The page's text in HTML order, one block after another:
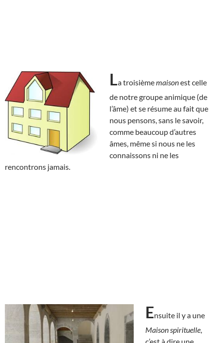
La troisièmemaisonest celle
de notre groupe animique (de
l’âme) et se résume au fait que
nous pensons, sans le savoir,
comme beaucoup d’autres
âmes, même si nous ne les
connaissons ni ne les
rencontrons jamais.
Ensuite il y a une
Maison spirituelle
c’est à dire une